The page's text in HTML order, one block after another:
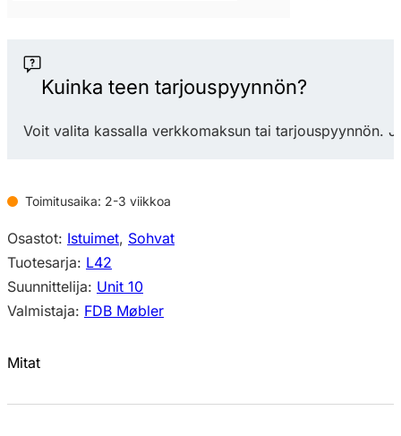
Firhøj
sohva
Kuinka teen tarjouspyynnön?
Voit valita kassalla verkkomaksun tai tarjouspyynnön.
Toimitusaika: 2-3 viikkoa
Osastot: Istuimet, Sohvat
Tuotesarja: L42
Suunnittelija: Unit 10
Valmistaja: FDB Møbler
Mitat